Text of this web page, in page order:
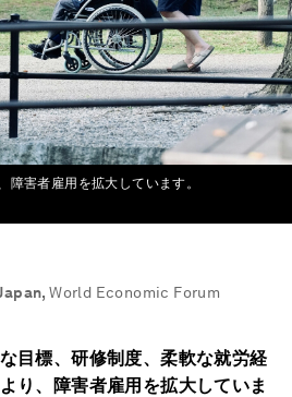
障害者雇用を拡大しています。
, World Economic Forum
目標、研修制度、柔軟な就労経
り、障害者雇用を拡大していま